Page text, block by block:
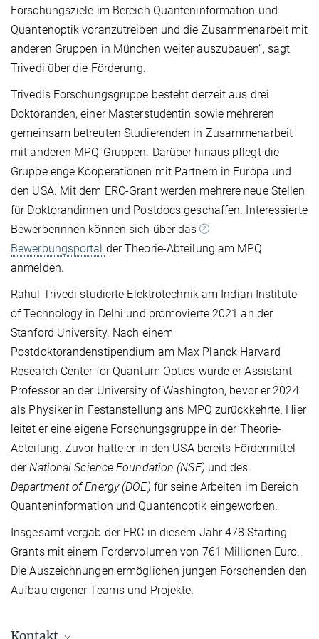
Forschungsziele im Bereich Quanteninformation und
Quantenoptik voranzutreiben und die Zusammenarbeit mit
anderen Gruppen in München weiter auszubauen“, sagt
Trivedi über die Förderung.
Trivedis Forschungsgruppe besteht derzeit aus drei
Doktoranden, einer Masterstudentin sowie mehreren
gemeinsam betreuten Studierenden in Zusammenarbeit
mit anderen MPQ-Gruppen. Darüber hinaus pflegt die
Gruppe enge Kooperationen mit Partnern in Europa und
den USA. Mit dem ERC-Grant werden mehrere neue Stellen
für Doktorandinnen und Postdocs geschaffen. Interessierte
Bewerberinnen können sich über das
Bewerbungsportal der Theorie-Abteilung am MPQ
anmelden.
Rahul Trivedi studierte Elektrotechnik am Indian Institute
of Technology in Delhi und promovierte 2021 an der
Stanford University. Nach einem
Postdoktorandenstipendium am Max Planck Harvard
Research Center for Quantum Optics wurde er Assistant
Professor an der University of Washington, bevor er 2024
als Physiker in Festanstellung ans MPQ zurückkehrte. Hier
leitet er eine eigene Forschungsgruppe in der Theorie-
Abteilung. Zuvor hatte er in den USA bereits Fördermittel
derNational Science Foundation (NSF) und des
Department of Energy (DOE) für seine Arbeiten im Bereich
Quanteninformation und Quantenoptik eingeworben.
Insgesamt vergab der ERC in diesem Jahr 478 Starting
Grants mit einem Fördervolumen von 761 Millionen Euro.
Die Auszeichnungen ermöglichen jungen Forschenden den
Aufbau eigener Teams und Projekte.